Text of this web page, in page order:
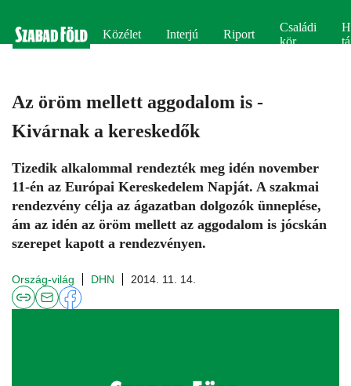
Közélet Interjú Riport
Családi
kör
Az öröm mellett aggodalom is -
Kivárnak a kereskedők
Tizedik alkalommal rendezték meg idén november
11-én az Európai Kereskedelem Napját. A szakmai
rendezvény célja az ágazatban dolgozók ünneplése,
ám az idén az öröm mellett az aggodalom is jócskán
szerepet kapott a rendezvényen.
Ország-világ DHN 2014. 11. 14.